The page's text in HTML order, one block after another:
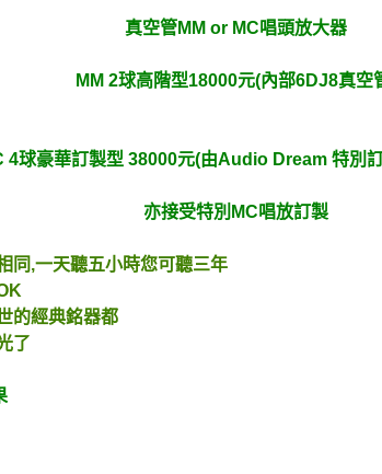
真空管MM or MC唱頭放大器
MM 2球高階型18000元(內部6DJ8真空
4球豪華訂製型 38000元(由Audio Dream 特別
亦接受特別MC唱放訂製
同,一天聽五小時您可聽三年
的經典銘器都
了